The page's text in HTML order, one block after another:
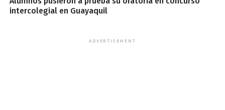
intercolegial en Guayaquil
ADVERTISEMENT